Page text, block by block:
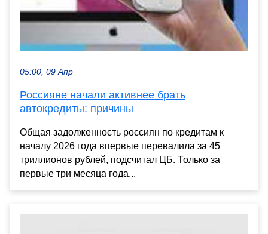
05:00, 09 Апр
Россияне начали активнее брать
автокредиты: причины
Общая задолженность россиян по кредитам к
началу 2026 года впервые перевалила за 45
триллионов рублей, подсчитал ЦБ. Только за
первые три месяца года...